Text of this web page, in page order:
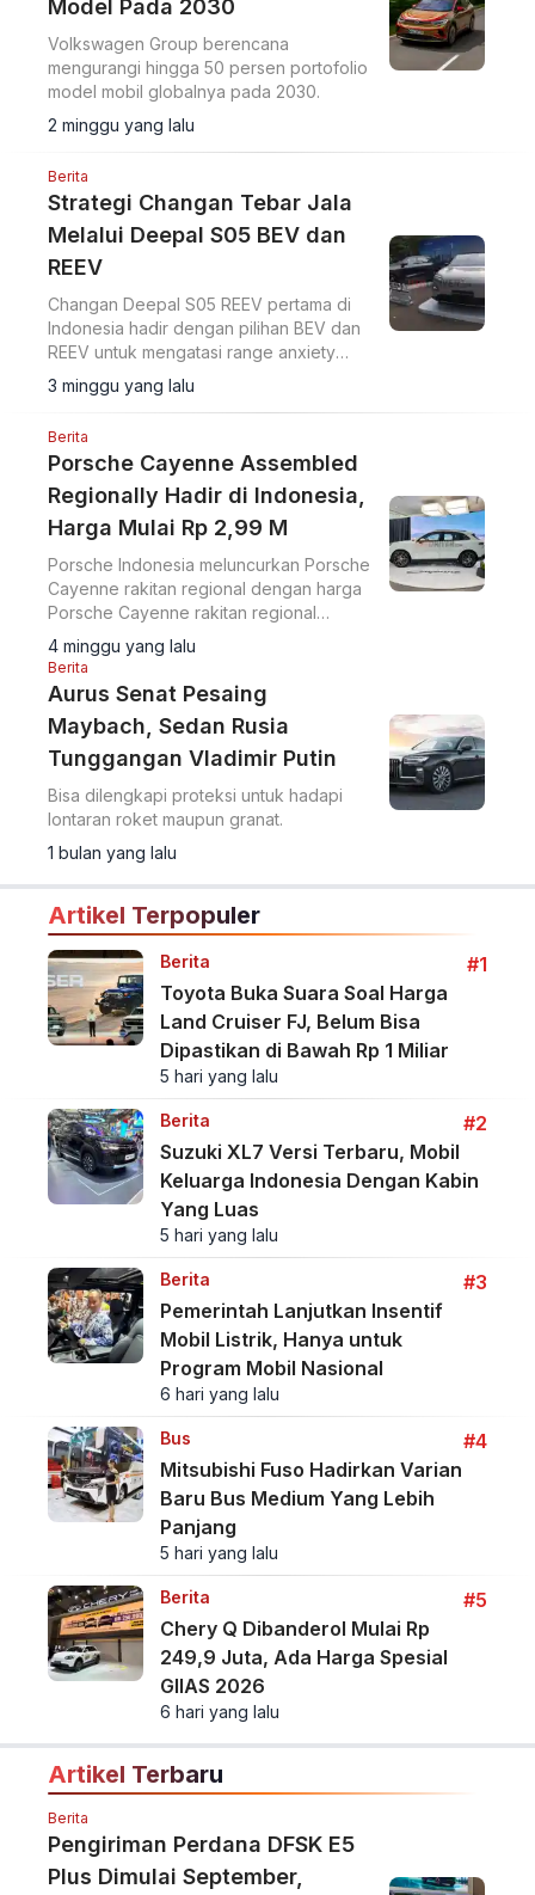
Model Pada 2030
Volkswagen Group berencana
mengurangi hingga 50 persen portofolio
model mobil globalnya pada 2030.
2 minggu yang lalu
Berita
Strategi Changan Tebar Jala
Melalui Deepal S05 BEV dan
REEV
Changan Deepal S05 REEV pertama di
Indonesia hadir dengan pilihan BEV dan
REEV untuk mengatasi range anxiety
serta mendukung transisi mobilitas
berkelanjutan.
3 minggu yang lalu
Berita
Porsche Cayenne Assembled
Regionally Hadir di Indonesia,
Harga Mulai Rp 2,99 M
Porsche Indonesia meluncurkan Porsche
Cayenne rakitan regional dengan harga
Porsche Cayenne rakitan regional
Indonesia mulai Rp 2,99 miliar. SUV ini
dilengkapi mesin V6 turbo 353 PS.
4 minggu yang lalu
Berita
Aurus Senat Pesaing
Maybach, Sedan Rusia
Tunggangan Vladimir Putin
Bisa dilengkapi proteksi untuk hadapi
lontaran roket maupun granat.
1 bulan yang lalu
Artikel Terpopuler
Berita
#1
Toyota Buka Suara Soal Harga
Land Cruiser FJ, Belum Bisa
Dipastikan di Bawah Rp 1 Miliar
5 hari yang lalu
Berita
#2
Suzuki XL7 Versi Terbaru, Mobil
Keluarga Indonesia Dengan Kabin
Yang Luas
5 hari yang lalu
Berita
#3
Pemerintah Lanjutkan Insentif
Mobil Listrik, Hanya untuk
Program Mobil Nasional
6 hari yang lalu
Bus
#4
Mitsubishi Fuso Hadirkan Varian
Baru Bus Medium Yang Lebih
Panjang
5 hari yang lalu
Berita
#5
Chery Q Dibanderol Mulai Rp
249,9 Juta, Ada Harga Spesial
GIIAS 2026
6 hari yang lalu
Artikel Terbaru
Berita
Pengiriman Perdana DFSK E5
Plus Dimulai September,